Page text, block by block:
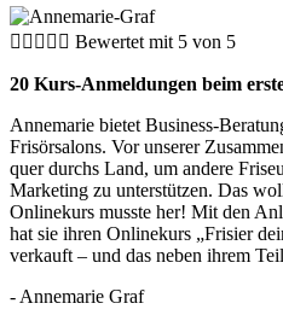
     Bewertet mit 5 von 5
20 Kurs-Anmeldungen beim
Annemarie bietet Business-
Frisörsalons. Vor unserer
quer durchs Land, um andere
Marketing zu unterstützen. Das
Onlinekurs musste her! Mit den
hat sie ihren Onlinekurs „Frisier
verkauft – und das neben ihrem
- Annemarie Graf